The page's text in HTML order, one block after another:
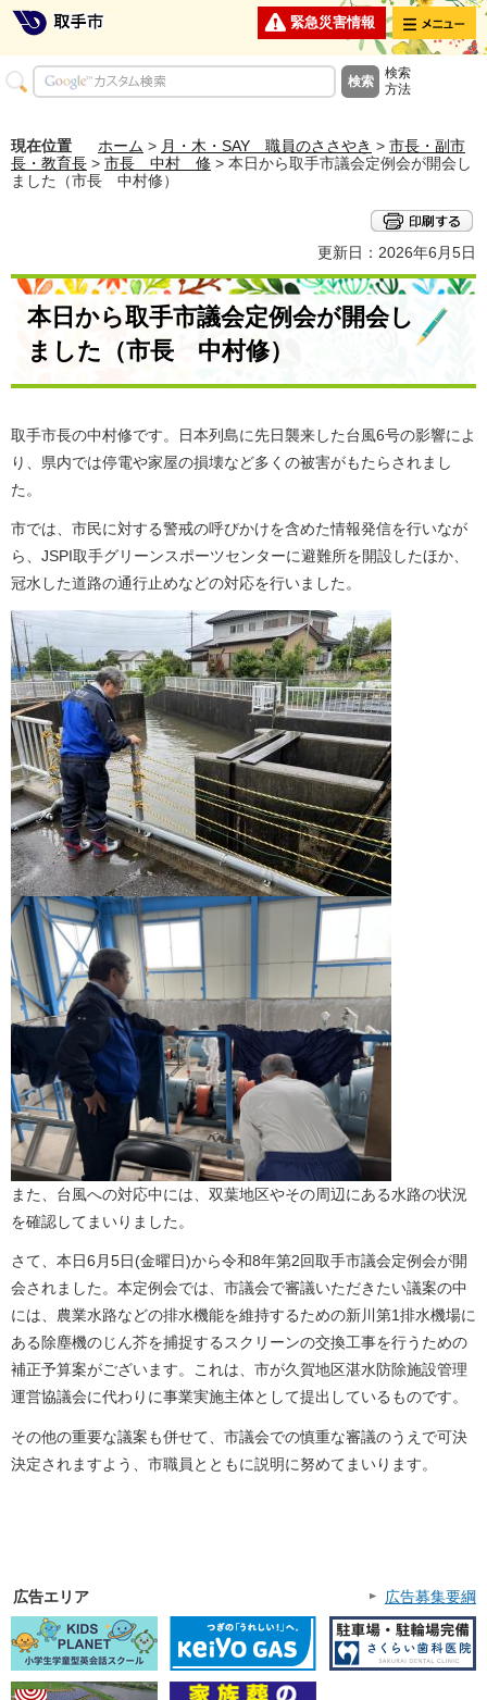
緊急災害情報 メニュー
検索
方法
現在位置 ホーム > 月・木・SAY 職員のささやき > 市長・副市
長・教育長 > 市長 中村 修 > 本日から取手市議会定例会が開会し
ました（市長 中村修）
更新日：2026年6月5日
本日から取手市議会定例会が開会し
ました（市長 中村修）
取手市長の中村修です。日本列島に先日襲来した台風6号の影響によ
り、県内では停電や家屋の損壊など多くの被害がもたらされまし
た。
市では、市民に対する警戒の呼びかけを含めた情報発信を行いなが
ら、JSPI取手グリーンスポーツセンターに避難所を開設したほか、
冠水した道路の通行止めなどの対応を行いました。
また、台風への対応中には、双葉地区やその周辺にある水路の状況
を確認してまいりました。
さて、本日6月5日(金曜日)から令和8年第2回取手市議会定例会が開
会されました。本定例会では、市議会で審議いただきたい議案の中
には、農業水路などの排水機能を維持するための新川第1排水機場に
ある除塵機のじん芥を捕捉するスクリーンの交換工事を行うための
補正予算案がございます。これは、市が久賀地区湛水防除施設管理
運営協議会に代わりに事業実施主体として提出しているものです。
その他の重要な議案も併せて、市議会での慎重な審議のうえで可決
決定されますよう、市職員とともに説明に努めてまいります。
広告エリア 広告募集要綱